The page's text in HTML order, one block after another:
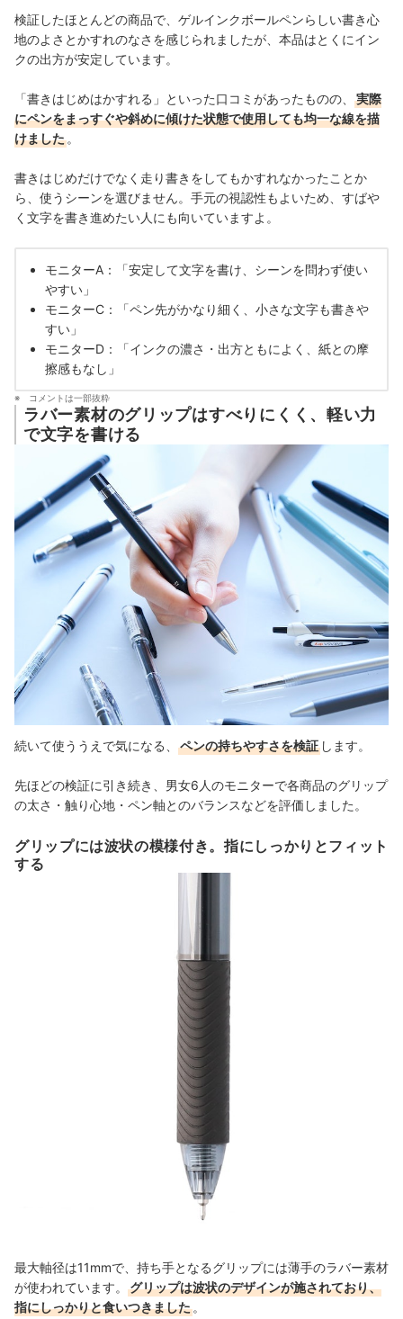
検証したほとんどの商品で、ゲルインクボールペンらしい書き心
地のよさとかすれのなさを感じられましたが、本品はとくにイン
クの出方が安定しています。
「書きはじめはかすれる」といった口コミがあったものの、
実際
にペンをまっすぐや斜めに傾けた状態で使用しても均一な線を描
けました 。
書きはじめだけでなく走り書きをしてもかすれなかったことか
ら、使うシーンを選びません。手元の視認性もよいため、すばや
く文字を書き進めたい人にも向いていますよ。
モニターA：「安定して文字を書け、シーンを問わず使い
やすい」
モニターC：「ペン先がかなり細く、小さな文字も書きや
すい」
モニターD：「インクの濃さ・出方ともによく、紙との摩
擦感もなし」
コメントは一部抜粋
ラバー素材のグリップはすべりにくく、軽い力
で文字を書ける
続いて使ううえで気になる、 ペンの持ちやすさを検証 します。
先ほどの検証に引き続き、男女6人のモニターで各商品のグリップ
の太さ・触り心地・ペン軸とのバランスなどを評価しました。
グリップには波状の模様付き。指にしっかりとフィット
する
最大軸径は11mmで、持ち手となるグリップには薄手のラバー素材
が使われています。
グリップは波状のデザインが施されており、
指にしっかりと食いつきました 。